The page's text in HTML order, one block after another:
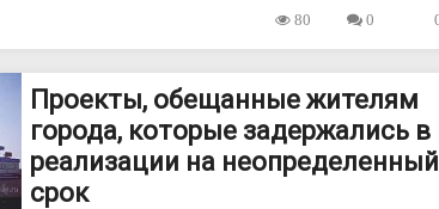
0
80
Проекты, обещанные жителям
города, которые задержались в
реализации на неопределенный
срок